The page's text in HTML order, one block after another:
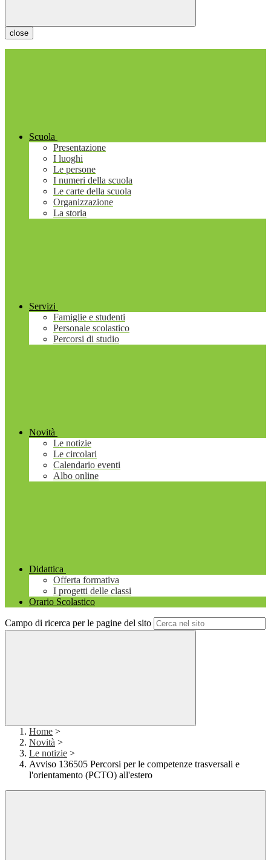
close
Scuola
Presentazione
I luoghi
Le persone
I numeri della scuola
Le carte della scuola
Organizzazione
La storia
Servizi
Famiglie e studenti
Personale scolastico
Percorsi di studio
Novità
Le notizie
Le circolari
Calendario eventi
Albo online
Didattica
Offerta formativa
I progetti delle classi
Orario Scolastico
Campo di ricerca per le pagine del sito
Home >
Novità >
Le notizie >
Avviso 136505 Percorsi per le competenze trasversali e
l'orientamento (PCTO) all'estero